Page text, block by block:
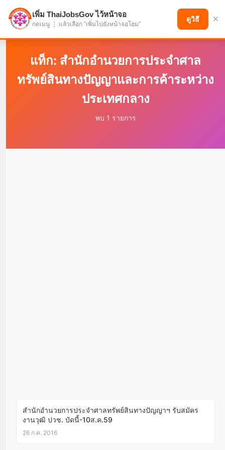
แบ่งปันโอกาส เพื่ออนาคตที่ก้าวหน้า
แท็ก: สำนักอำนวยการประจำศาล
ทรัพย์สินทางปัญญาและการค้าระหว่าง
ประเทศกลาง
พบ 1 รายการ
สำนักอำนวยการประจำศาลทรัพย์สินทางปัญญาฯ รับสมัคร
งานวุฒิ ปวช. บัดนี้-10ส.ค.59
26 ก.ค. 2016
เพิ่ม ThaiJobsGov ไว้หน้าจอ
กดเมนู ⋮ แล้วเลือก "เพิ่มไปยังหน้าจอโฮม"
ดูวิธี ×